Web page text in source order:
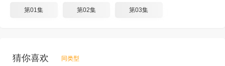
第01集 第02集 第03集
猜你喜欢 同类型